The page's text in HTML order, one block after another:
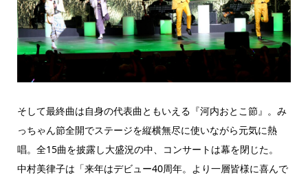
そして最終曲は自身の代表曲ともいえる『河内おとこ節』。み
っちゃん節全開でステージを縦横無尽に使いながら元気に熱
唱。全15曲を披露し大盛況の中、コンサートは幕を閉じた。
中村美律子は「来年はデビュー40周年。より一層皆様に喜んで